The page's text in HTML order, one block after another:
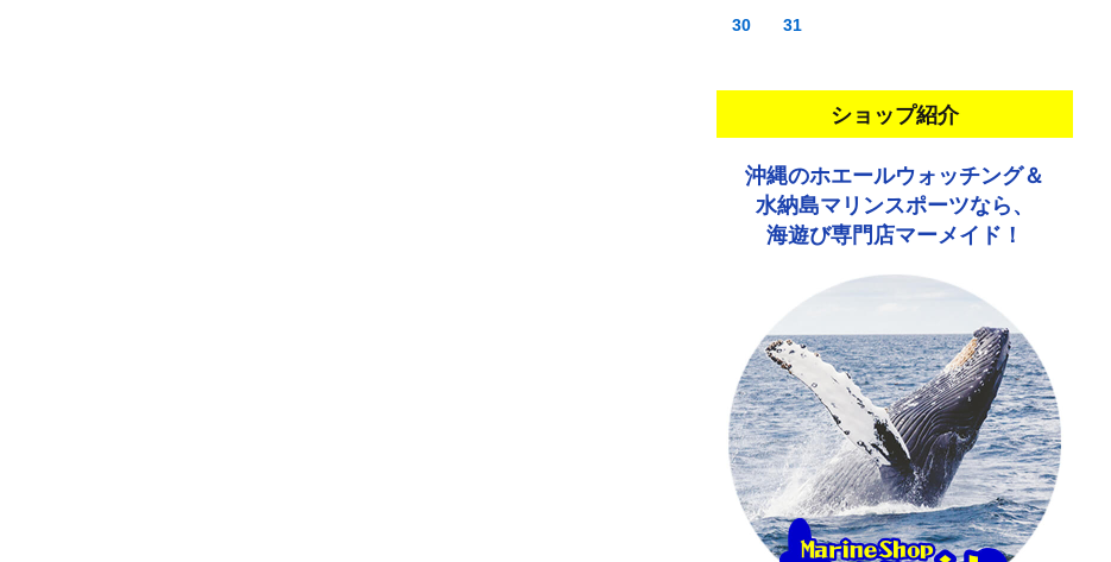
30
31
ショップ紹介
沖縄のホエールウォッチング＆
水納島マリンスポーツなら、
海遊び専門店マーメイド！